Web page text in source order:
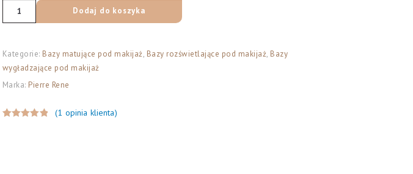
(1 opinia klienta)
ilość
Pierre
Professional
Make
up
silikonowa
Dodaj do koszyka
Kategorie: Bazy matujące pod makijaż, Bazy rozświetlające pod makijaż, Bazy
wygładzające pod makijaż
Marka: Pierre Rene